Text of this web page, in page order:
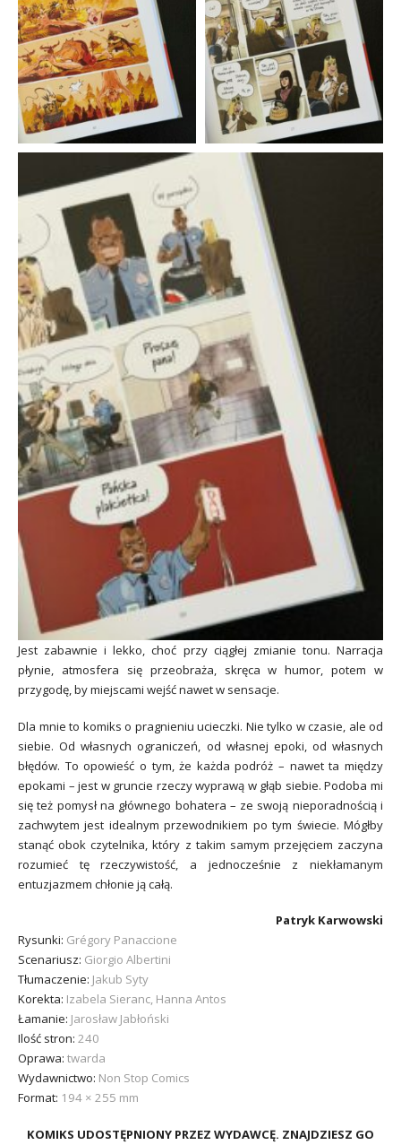
Jest zabawnie i lekko, choć przy ciągłej zmianie tonu. Narracja
płynie, atmosfera się przeobraża, skręca w humor, potem w
przygodę, by miejscami wejść nawet w sensacje.
Dla mnie to komiks o pragnieniu ucieczki. Nie tylko w czasie, ale od
siebie. Od własnych ograniczeń, od własnej epoki, od własnych
błędów. To opowieść o tym, że każda podróż – nawet ta między
epokami – jest w gruncie rzeczy wyprawą w głąb siebie. Podoba mi
się też pomysł na głównego bohatera – ze swoją nieporadnością i
zachwytem jest idealnym przewodnikiem po tym świecie. Mógłby
stanąć obok czytelnika, który z takim samym przejęciem zaczyna
rozumieć tę rzeczywistość, a jednocześnie z niekłamanym
entuzjazmem chłonie ją całą.
Patryk Karwowski
Rysunki: Grégory Panaccione
Scenariusz: Giorgio Albertini
Tłumaczenie: Jakub Syty
Korekta: Izabela Sieranc, Hanna Antos
Łamanie: Jarosław Jabłoński
Ilość stron: 240
Oprawa: twarda
Wydawnictwo: Non Stop Comics
Format: 194 × 255 mm
KOMIKS UDOSTĘPNIONY PRZEZ WYDAWCĘ. ZNAJDZIESZ GO